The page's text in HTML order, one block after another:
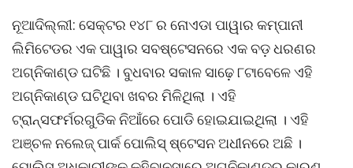
ନୂଆଦିଲ୍ଲୀ: ସେକ୍ଟର ୧୪୮ ର ନୋଏଡା ପାୱାର କମ୍ପାନୀ
ଲିମିଟେଡର ଏକ ପାୱାର ସବଷ୍ଟେସନରେ ଏକ ବଡ଼ ଧରଣର
ଅଗ୍ନିକାଣ୍ଡ ଘଟିଛି । ବୁଧବାର ସକାଳ ସାଢ଼େ ୮ଟାବେଳେ ଏହି
ଅଗ୍ନିକାଣ୍ଡ ଘଟିଥିବା ଖବର ମିଳିଥିଲା । ଏହି
ଟ୍ରାନ୍ସଫର୍ମରଗୁଡିକ ନିଆଁରେ ପୋଡି ହୋଇଯାଇଥିଲା । ଏହି
ଅଞ୍ଚଳ ନଲେଜ୍ ପାର୍କ ପୋଲିସ୍ ଷ୍ଟେସନ ଅଧୀନରେ ଅଛି ।